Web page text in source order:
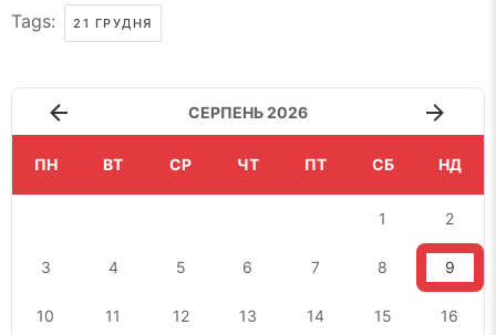
Tags: 21 ГРУДНЯ
СЕРПЕНЬ 2026
ПН ВТ СР ЧТ ПТ СБ НД
1 2
3 4 5 6 7 8 9
10 11 12 13 14 15 16